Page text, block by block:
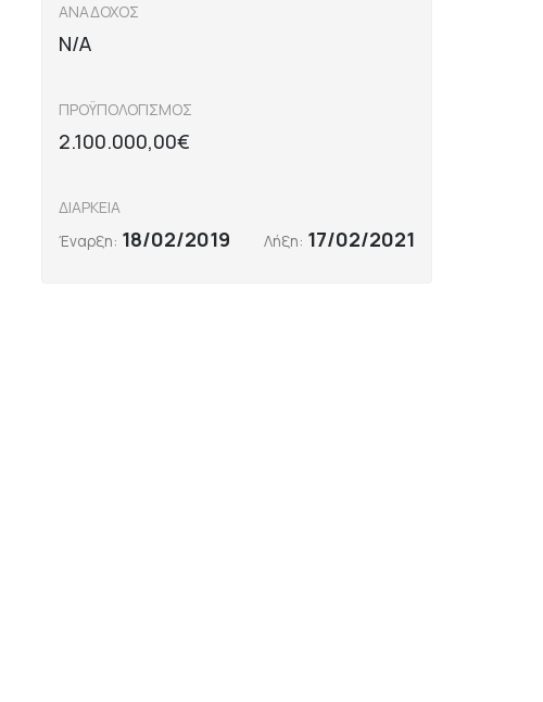
ΑΝΑΔΟΧΟΣ
N/A
ΠΡΟΫΠΟΛΟΓΙΣΜΟΣ
2.100.000,00€
ΔΙΑΡΚΕΙΑ
Έναρξη: 18/02/2019 Λήξη: 17/02/2021